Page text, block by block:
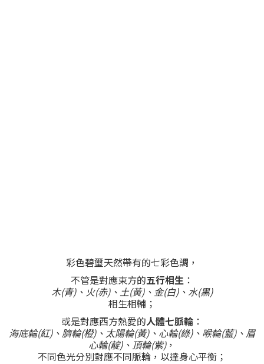
彩色碧璽天然帶有的七彩色調，
不管是對應東方的五行相生 ：
木(青)、火(赤)、土(黃)、金(白)、水(黑)
相生相輔；
或是對應西方熱愛的人體七脈輪 ：
海底輪(紅)、臍輪(橙)、太陽輪(黃)、心輪(綠)、喉輪(藍)、眉
心輪(靛)、頂輪(紫)，
不同色光分別對應不同脈輪，以達身心平衡；